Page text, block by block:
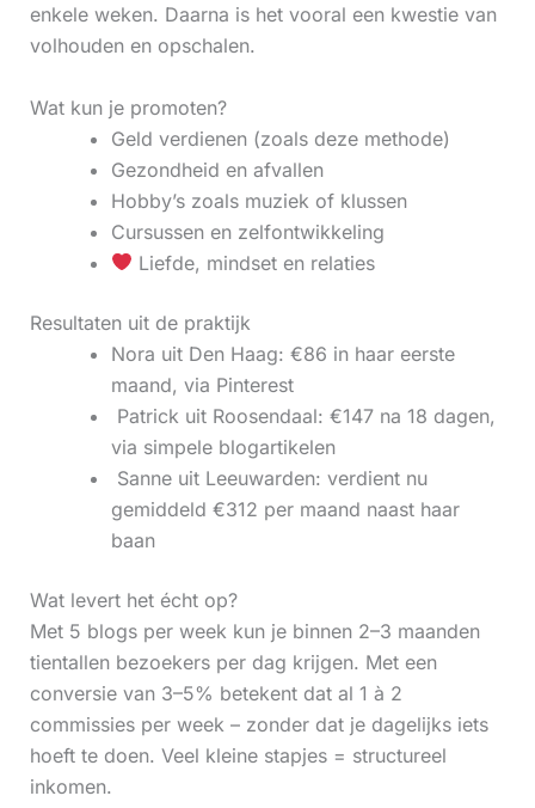
enkele weken. Daarna is het vooral een kwestie van
volhouden en opschalen.
Wat kun je promoten?
Geld verdienen (zoals deze methode)
Gezondheid en afvallen
Hobby’s zoals muziek of klussen
Cursussen en zelfontwikkeling
Liefde, mindset en relaties
Resultaten uit de praktijk
Nora uit Den Haag: €86 in haar eerste
maand, via Pinterest
‍ Patrick uit Roosendaal: €147 na 18 dagen,
via simpele blogartikelen
‍ Sanne uit Leeuwarden: verdient nu
gemiddeld €312 per maand naast haar
baan
Wat levert het écht op?
Met 5 blogs per week kun je binnen 2–3 maanden
tientallen bezoekers per dag krijgen. Met een
conversie van 3–5% betekent dat al 1 à 2
commissies per week – zonder dat je dagelijks iets
hoeft te doen. Veel kleine stapjes = structureel
inkomen.